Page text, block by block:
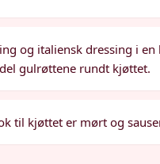
og italiensk dressing i
gulrøttene rundt kjøttet.
til kjøttet er mørt og